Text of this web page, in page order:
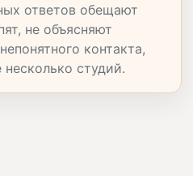
ответов обещают
не объясняют
контакта,
студий.